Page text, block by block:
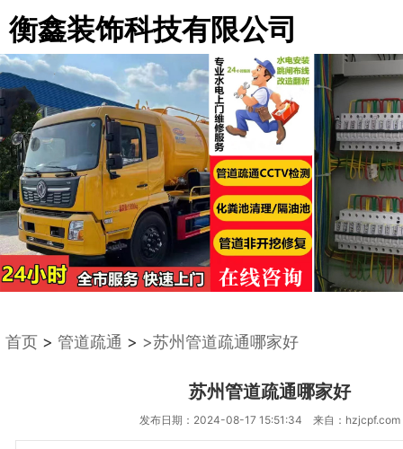
衡鑫装饰科技有限公司
首页 > 管道疏通 > >苏州管道疏通哪家好
苏州管道疏通哪家好
发布日期：2024-08-17 15:51:34 来自：hzjcpf.com